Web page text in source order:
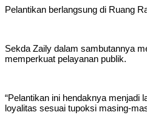
Pelantikan berlangsung di Ruang
Sekda Zaily dalam sambutannya
memperkuat pelayanan publik.
“Pelantikan ini hendaknya menjadi
loyalitas sesuai tupoksi masing-